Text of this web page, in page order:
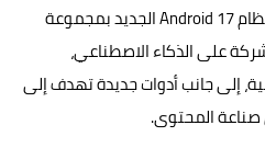
تستعد جوجل (Google) لإطلاق نظام Android 17 الجديد بمجموعة
على الذكاء الاصطناعي،
إلى جانب أدوات جديدة تهدف إلى
المحتوى.